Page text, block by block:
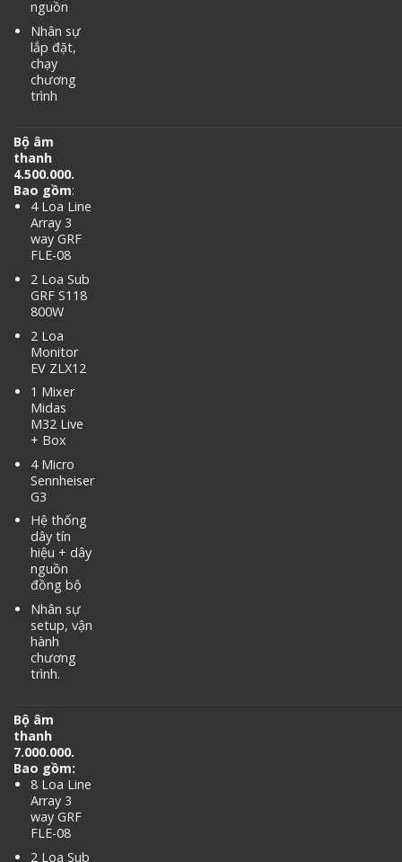
nguồn
Nhân sự
lắp đặt,
chạy
chương
trình
Bộ âm
thanh
4.500.000.
Bao gồm:
4 Loa Line
Array 3
way GRF
FLE-08
2 Loa Sub
GRF S118
800W
2 Loa
Monitor
EV ZLX12
1 Mixer
Midas
M32 Live
+ Box
4 Micro
Sennheiser
G3
Hệ thống
dây tín
hiệu + dây
nguồn
đồng bộ
Nhân sự
setup, vận
hành
chương
trình.
Bộ âm
thanh
7.000.000.
Bao gồm:
8 Loa Line
Array 3
way GRF
FLE-08
2 Loa Sub